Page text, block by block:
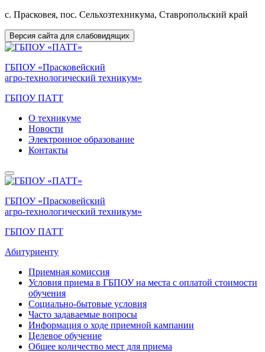
с. Прасковея, пос. Сельхозтехникума, Ставропольский край
Версия сайта для слабовидящих
ГБПОУ «Прасковейский
агро-технологический техникум»
ГБПОУ ПАТТ
О техникуме
Новости
Электронное образование
Контакты
ГБПОУ «Прасковейский
агро-технологический техникум»
ГБПОУ ПАТТ
Абитуриенту
Приемная комиссия
Условия приема в ГБПОУ на места с оплатой стоимости
обучения
Социально-бытовые условия
Часто задаваемые вопросы
Информация о ходе приемной кампании
Целевое обучение
Общее количество мест для приема